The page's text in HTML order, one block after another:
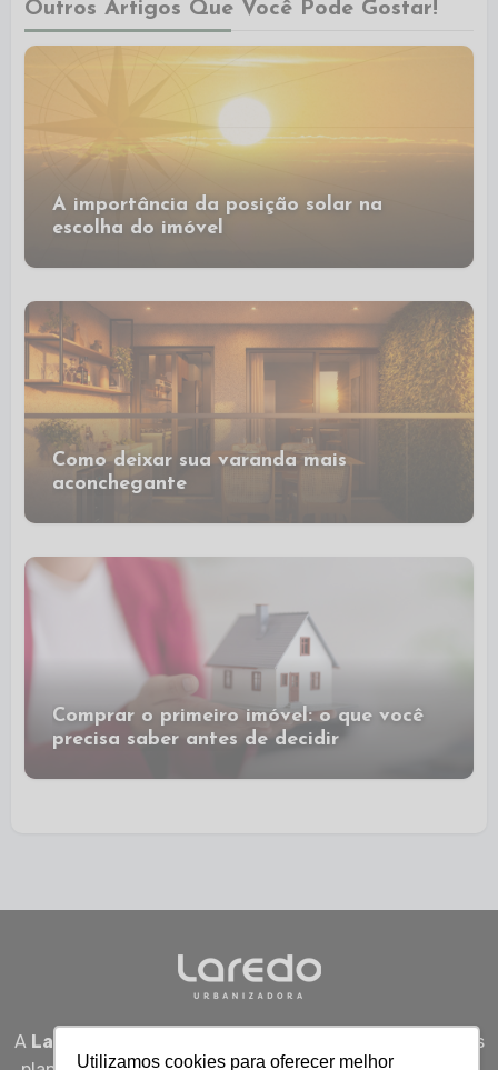
Utilizamos cookies para oferecer melhor
Outros Artigos Que Você Pode Gostar!
A importância da posição solar na
escolha do imóvel
Como deixar sua varanda mais
aconchegante
Comprar o primeiro imóvel: o que você
precisa saber antes de decidir
A Laredo Urbanizadora
desenvolve empreendimentos